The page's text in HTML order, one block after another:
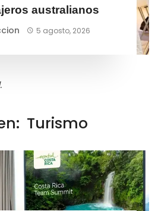
australianos
5 agosto, 2026
Turismo